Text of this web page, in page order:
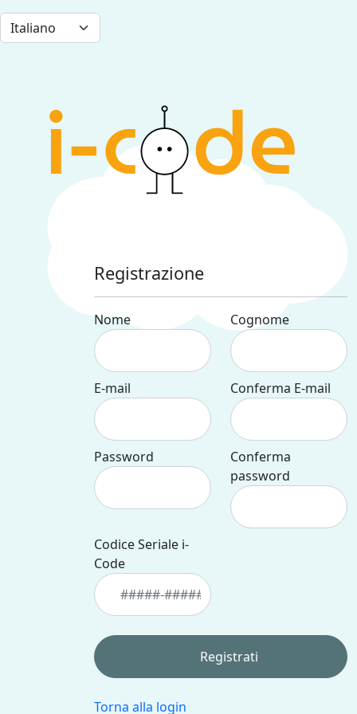
Registrazione
Nome Cognome
E-mail Conferma E-mail
Password
Conferma
password
Codice Seriale i-
Code
Torna alla login